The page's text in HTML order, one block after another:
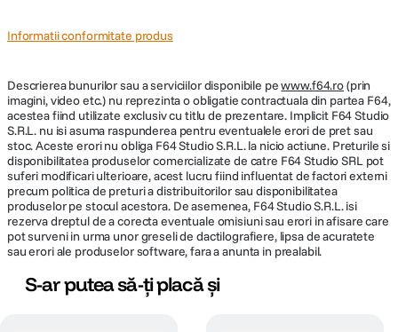
Informatii conformitate produs
Descrierea bunurilor sau a serviciilor disponibile pewww.f64.ro(prin
imagini, video etc.) nu reprezinta o obligatie contractuala din partea F64,
acestea fiind utilizate exclusiv cu titlu de prezentare. Implicit F64 Studio
S.R.L. nu isi asuma raspunderea pentru eventualele erori de pret sau
stoc. Aceste erori nu obliga F64 Studio S.R.L. la nicio actiune. Preturile si
disponibilitatea produselor comercializate de catre F64 Studio SRL pot
suferi modificari ulterioare, acest lucru fiind influentat de factori externi
precum politica de preturi a distribuitorilor sau disponibilitatea
produselor pe stocul acestora. De asemenea, F64 Studio S.R.L. isi
rezerva dreptul de a corecta eventuale omisiuni sau erori in afisare care
pot surveni in urma unor greseli de dactilografiere, lipsa de acuratete
sau erori ale produselor software, fara a anunta in prealabil.
S-ar putea să-ți placă și